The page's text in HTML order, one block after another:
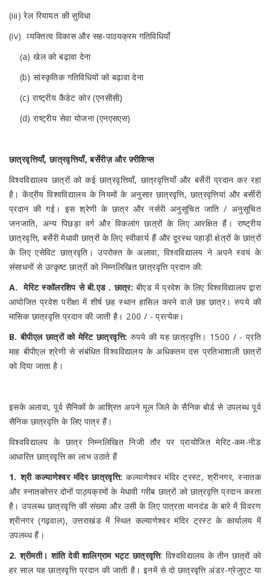
(iii) रेल रियायत की सुविधा
(iv) व्यक्तित्व विकास और सह-पाठयक्रम गतिविधियाँ
(a) खेल को बढ़ावा देना
(b) सांस्कृतिक गतिविधियों को बढ़ावा देना
(c) राष्ट्रीय कैडेट कोर (एनसीसी)
(d) राष्ट्रीय सेवा योजना (एनएसएस)
छात्रवृत्तियाँ, छात्रवृत्तियाँ, बर्सेरीज़ और फ़्रीशिप्स
विश्वविद्यालय छात्रों को कई छात्रवृत्तियाँ, छात्रवृत्तियाँ और बर्सेरी प्रदान कर रहा
है। केंद्रीय विश्वविद्यालय के नियमों के अनुसार छात्रवृत्ति, छात्रवृत्तियां और बर्सीरी
प्रदान की गई। इस श्रेणी के छात्र और नर्सरी अनुसूचित जाति / अनुसूचित
जनजाति, अन्य पिछड़ा वर्ग और विकलांग छात्रों के लिए आरक्षित हैं। राष्ट्रीय
छात्रवृत्ति, बर्सेरी मेधावी छात्रों के लिए स्वीकार्य हैं और दूरस्थ पहाड़ी क्षेत्रों के छात्रों
के लिए एसेविट छात्रवृति। उपरोक्त के अलावा, विश्वविद्यालय ने अपने स्वयं के
संसाधनों से उत्कृष्ट छात्रों को निम्नलिखित छात्रवृत्ति प्रदान की:
A.
मेरिट स्कॉलरशिप से बी.एड . छात्र: बीएड में प्रवेश के लिए विश्वविद्यालय द्वारा
आयोजित प्रवेश परीक्षा में शीर्ष छह स्थान हासिल करने वाले छह छात्र। रुपये की
मासिक छात्रवृत्ति प्रदान की जाती है। 200 / - प्रत्येक।
B. बीपीएल छात्रों को मेरिट छात्रवृत्ति: रुपये की यह छात्रवृत्ति। 1500 / - प्रति
माह बीपीएल श्रेणी से संबंधित विश्वविद्यालय के अधिकतम दस प्रतिभाशाली छात्रों
को दिया जाता है।
इसके अलावा, पूर्व सैनिकों के आश्रित अपने मूल जिले के सैनिक बोर्ड से उपलब्ध पूर्व
सैनिक छात्रवृत्ति के लिए पात्र हैं।
विश्वविद्यालय के छात्र निम्नलिखित निजी तौर पर प्रायोजित मेरिट-कम-नीड
आधारित छात्रवृत्ति का लाभ उठाते हैं
1. श्री कल्याणेश्वर मंदिर छात्रवृत्ति: कल्याणेश्वर मंदिर ट्रस्ट, श्रीनगर, स्नातक
और स्नातकोत्तर दोनों पाठ्यक्रमों के मेधावी गरीब छात्रों को छात्रवृत्ति प्रदान करता
है। उपलब्ध छात्रवृत्ति की संख्या और उसी के लिए पात्रता मानदंड के बारे में विवरण
श्रीनगर (गढ़वाल), उत्तराखंड में स्थित कल्याणेश्वर मंदिर ट्रस्ट के कार्यालय में
उपलब्ध हैं।
2. श्रीमती। शांति देवी शालिग्राम भट्ट छात्रवृत्ति: विश्वविद्यालय के तीन छात्रों को
हर साल यह छात्रवृत्ति प्रदान की जाती है। इनमें से दो छात्रवृत्ति अंडर-ग्रेजुएट या